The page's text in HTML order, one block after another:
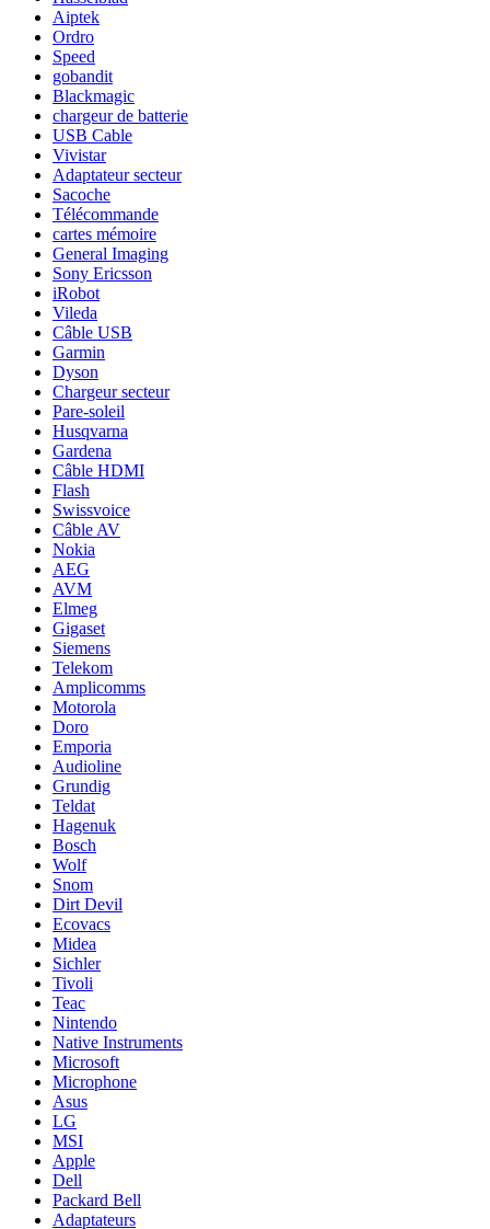
Aiptek
Ordro
Speed
gobandit
Blackmagic
chargeur de batterie
USB Cable
Vivistar
Adaptateur secteur
Sacoche
Télécommande
cartes mémoire
General Imaging
Sony Ericsson
iRobot
Vileda
Câble USB
Garmin
Dyson
Chargeur secteur
Pare-soleil
Husqvarna
Gardena
Câble HDMI
Flash
Swissvoice
Câble AV
Nokia
AEG
AVM
Elmeg
Gigaset
Siemens
Telekom
Amplicomms
Motorola
Doro
Emporia
Audioline
Grundig
Teldat
Hagenuk
Bosch
Wolf
Snom
Dirt Devil
Ecovacs
Midea
Sichler
Tivoli
Teac
Nintendo
Native Instruments
Microsoft
Microphone
Asus
LG
MSI
Apple
Dell
Packard Bell
Adaptateurs